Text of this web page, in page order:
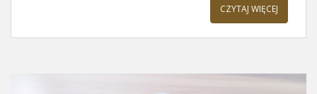
CZYTAJ WIĘCEJ